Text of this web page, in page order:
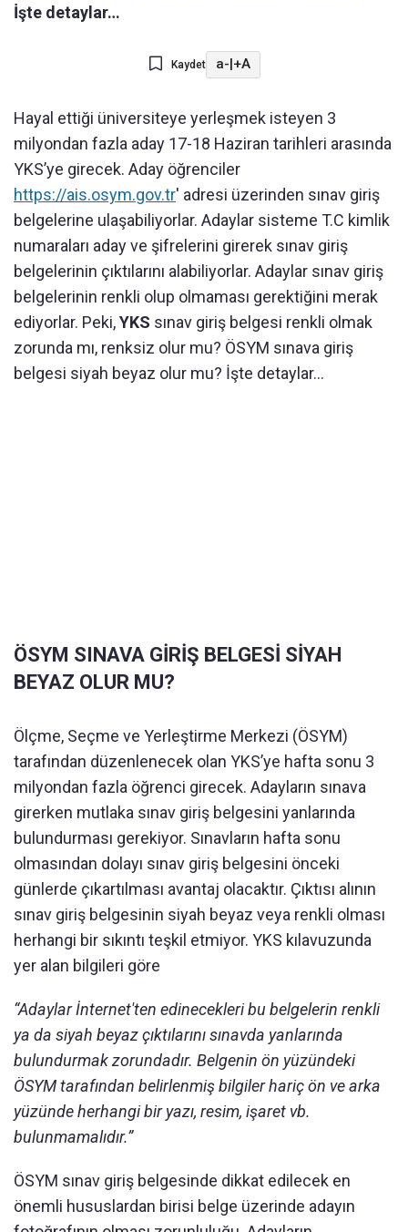
İşte detaylar…
Kaydet a-|+A
Hayal ettiği üniversiteye yerleşmek isteyen 3
milyondan fazla aday 17-18 Haziran tarihleri arasında
YKS’ye girecek. Aday öğrenciler
https://ais.osym.gov.tr' adresi üzerinden sınav giriş
belgelerine ulaşabiliyorlar. Adaylar sisteme T.C kimlik
numaraları aday ve şifrelerini girerek sınav giriş
belgelerinin çıktılarını alabiliyorlar. Adaylar sınav giriş
belgelerinin renkli olup olmaması gerektiğini merak
ediyorlar. Peki,YKS sınav giriş belgesi renkli olmak
zorunda mı, renksiz olur mu? ÖSYM sınava giriş
belgesi siyah beyaz olur mu? İşte detaylar…
ÖSYM SINAVA GİRİŞ BELGESİ SİYAH
BEYAZ OLUR MU?
Ölçme, Seçme ve Yerleştirme Merkezi (ÖSYM)
tarafından düzenlenecek olan YKS’ye hafta sonu 3
milyondan fazla öğrenci girecek. Adayların sınava
girerken mutlaka sınav giriş belgesini yanlarında
bulundurması gerekiyor. Sınavların hafta sonu
olmasından dolayı sınav giriş belgesini önceki
günlerde çıkartılması avantaj olacaktır. Çıktısı alının
sınav giriş belgesinin siyah beyaz veya renkli olması
herhangi bir sıkıntı teşkil etmiyor. YKS kılavuzunda
yer alan bilgileri göre
“Adaylar İnternet'ten edinecekleri bu belgelerin renkli
ya da siyah beyaz çıktılarını sınavda yanlarında
bulundurmak zorundadır. Belgenin ön yüzündeki
ÖSYM tarafından belirlenmiş bilgiler hariç ön ve arka
yüzünde herhangi bir yazı, resim, işaret vb.
bulunmamalıdır.”
ÖSYM sınav giriş belgesinde dikkat edilecek en
önemli hususlardan birisi belge üzerinde adayın